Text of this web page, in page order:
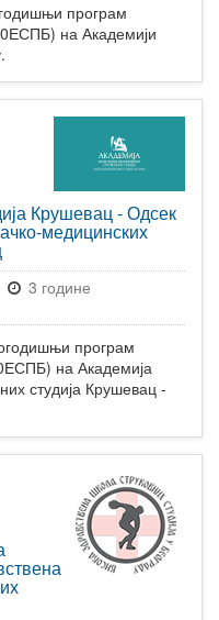
програм
на Академији
Крушевац - Одсек
медицинских
3 године
програм
на Академија
студија Крушевац -